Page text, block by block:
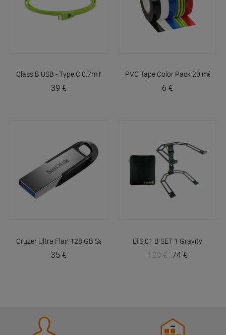
Class B USB - Type C 0.7m NEO by Oyaide
39 €
PVC Tape Color Pack 20 mètres
6 €
Cruzer Ultra Flair 128 GB Sandisk
35 €
LTS 01 B SET 1 Gravity
120 € 74 €